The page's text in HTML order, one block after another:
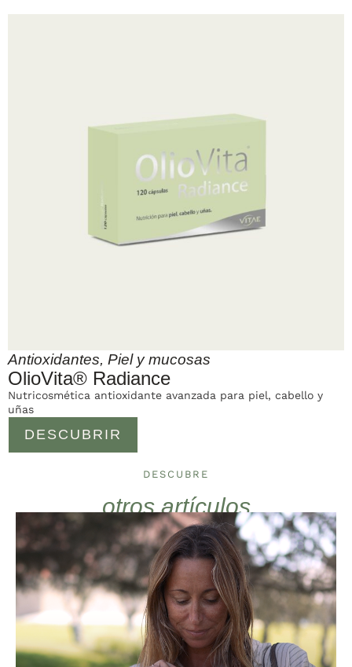
Antioxidantes, Piel y mucosas
OlioVita® Radiance
DESCUBRIR
Nutricosmética antioxidante avanzada para piel, cabello y
uñas
DESCUBRE
otros artículos